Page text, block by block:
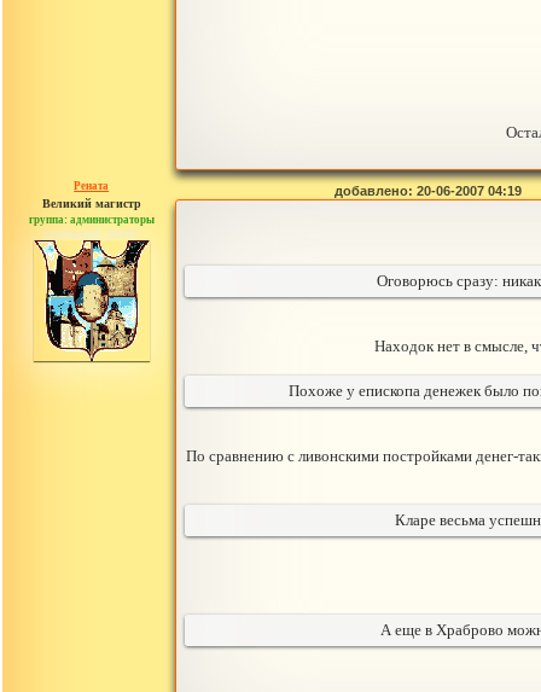
Рената
Великий магистр
группа: администраторы
сообщений: 30442
добавлено: 20-06-2007 04:19
Оговорюсь сразу:
Находок нет в смысле,
Похоже у епископа денежек было
По сравнению с ливонскими постройками денег-
Кларе весьма
А еще в Храброво